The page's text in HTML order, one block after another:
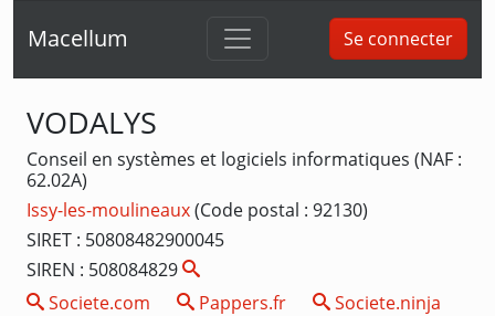
Macellum Se connecter
VODALYS
Conseil en systèmes et logiciels informatiques (NAF :
62.02A)
Issy-les-moulineaux(Code postal : 92130)
SIRET : 50808482900045
SIREN : 508084829
Societe.com
Pappers.fr Societe.ninja